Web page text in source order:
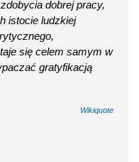
dobrej pracy,
istocie ludzkiej
się celem samym w
gratyfikacją
Wikiquote